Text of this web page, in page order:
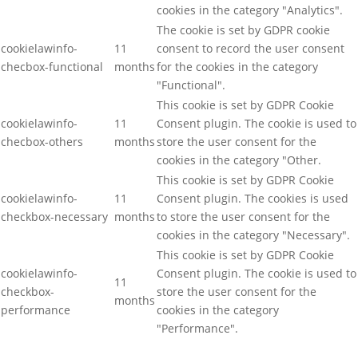
cookies in the category "Analytics".
cookielawinfo-
checbox-functional
11
months
The cookie is set by GDPR cookie
consent to record the user consent
for the cookies in the category
"Functional".
cookielawinfo-
checbox-others
11
months
This cookie is set by GDPR Cookie
Consent plugin. The cookie is used to
store the user consent for the
cookies in the category "Other.
cookielawinfo-
checkbox-necessary
11
months
This cookie is set by GDPR Cookie
Consent plugin. The cookies is used
to store the user consent for the
cookies in the category "Necessary".
cookielawinfo-
checkbox-
performance
11
months
This cookie is set by GDPR Cookie
Consent plugin. The cookie is used to
store the user consent for the
cookies in the category
"Performance".